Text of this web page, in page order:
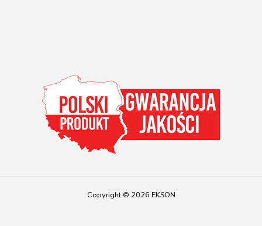
Copyright © 2026 EKSON